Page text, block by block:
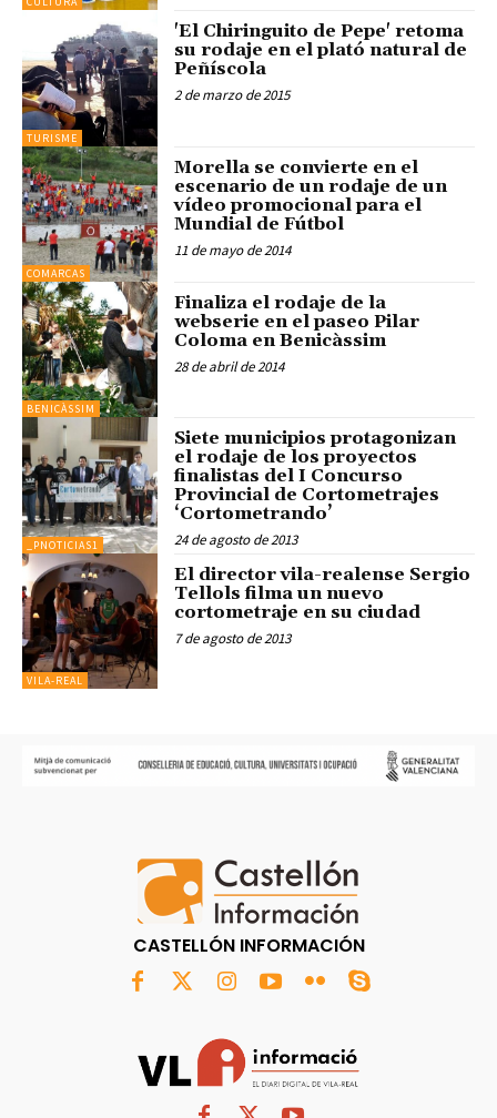
TURISME
'El Chiringuito de Pepe' retoma
su rodaje en el plató natural de
Peñíscola
2 de marzo de 2015
COMARCAS
Morella se convierte en el
escenario de un rodaje de un
vídeo promocional para el
Mundial de Fútbol
11 de mayo de 2014
BENICÀSSIM
Finaliza el rodaje de la
webserie en el paseo Pilar
Coloma en Benicàssim
28 de abril de 2014
_PNOTICIAS1
Siete municipios protagonizan
el rodaje de los proyectos
finalistas del I Concurso
Provincial de Cortometrajes
‘Cortometrando’
24 de agosto de 2013
VILA-REAL
El director vila-realense Sergio
Tellols filma un nuevo
cortometraje en su ciudad
7 de agosto de 2013
CASTELLÓN INFORMACIÓN